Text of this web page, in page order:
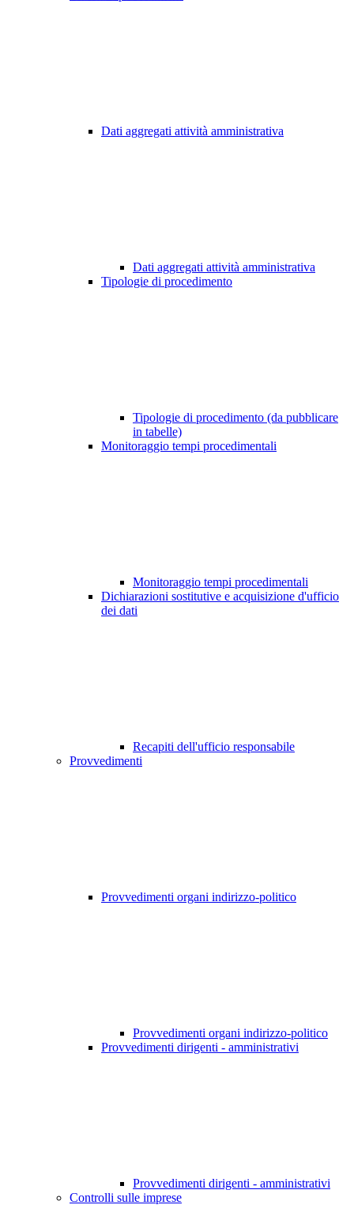
Dati aggregati attività amministrativa
Dati aggregati attività amministrativa
Tipologie di procedimento
Tipologie di procedimento (da pubblicare
in tabelle)
Monitoraggio tempi procedimentali
Monitoraggio tempi procedimentali
Dichiarazioni sostitutive e acquisizione d'ufficio
dei dati
Recapiti dell'ufficio responsabile
Provvedimenti
Provvedimenti organi indirizzo-politico
Provvedimenti organi indirizzo-politico
Provvedimenti dirigenti - amministrativi
Provvedimenti dirigenti - amministrativi
Controlli sulle imprese